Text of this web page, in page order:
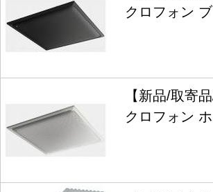
クロフォン
【新品/取寄
クロフォン